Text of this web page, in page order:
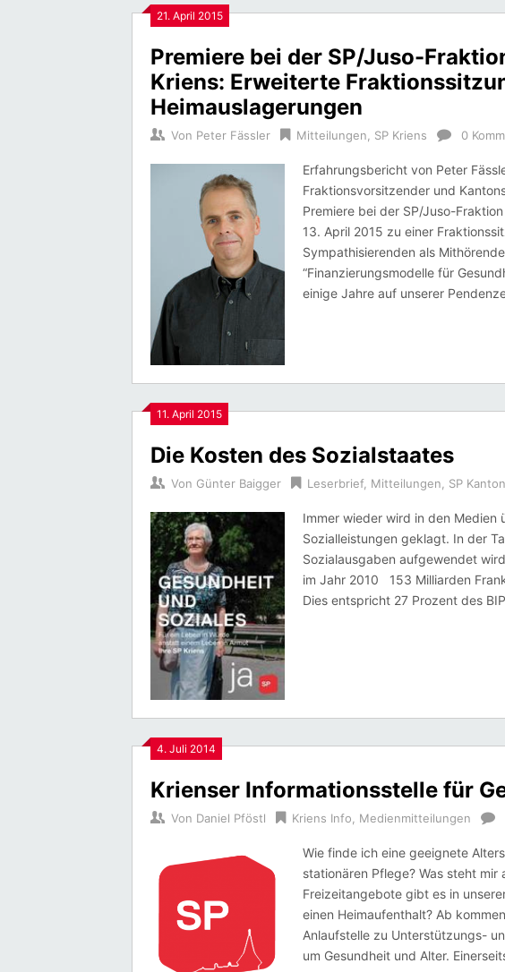
21. April 2015
Premiere bei der SP/Juso-
Kriens: Erweiterte
Heimauslagerungen
Von Peter Fässler Mitteilungen SP Kriens 0
Erfahrungsbericht von Peter
Fraktionsvorsitzender und
Premiere bei der SP/Juso-
13. April 2015 zu einer
Sympathisierenden als
“Finanzierungsmodelle für
einige Jahre auf unserer
11. April 2015
Die Kosten des Sozialstaates
Von Günter Baigger Leserbrief, Mitteilungen SP
Immer wieder wird in den Medien
Sozialleistungen geklagt. In der
Sozialausgaben aufgewendet
im Jahr 2010 153 Milliarden
Dies entspricht 27 Prozent des
4. Juli 2014
Krienser Informationsstelle für
Von Daniel Pföstl Kriens Info Medienmitteilungen
Wie finde ich eine geeignete
stationären Pflege? Was steht
Freizeitangebote gibt es in
einen Heimaufenthalt? Ab
Anlaufstelle zu Unterstützungs-
um Gesundheit und Alter.